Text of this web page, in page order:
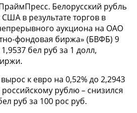
Белорусский рубль
в результате торгов в
аукциона на ОАО
фондовая биржа» (БВФБ) 9
бел руб за 1 долл,
к евро на 0,52% до 2,2943
рублю – снизился
руб за 100 рос руб.